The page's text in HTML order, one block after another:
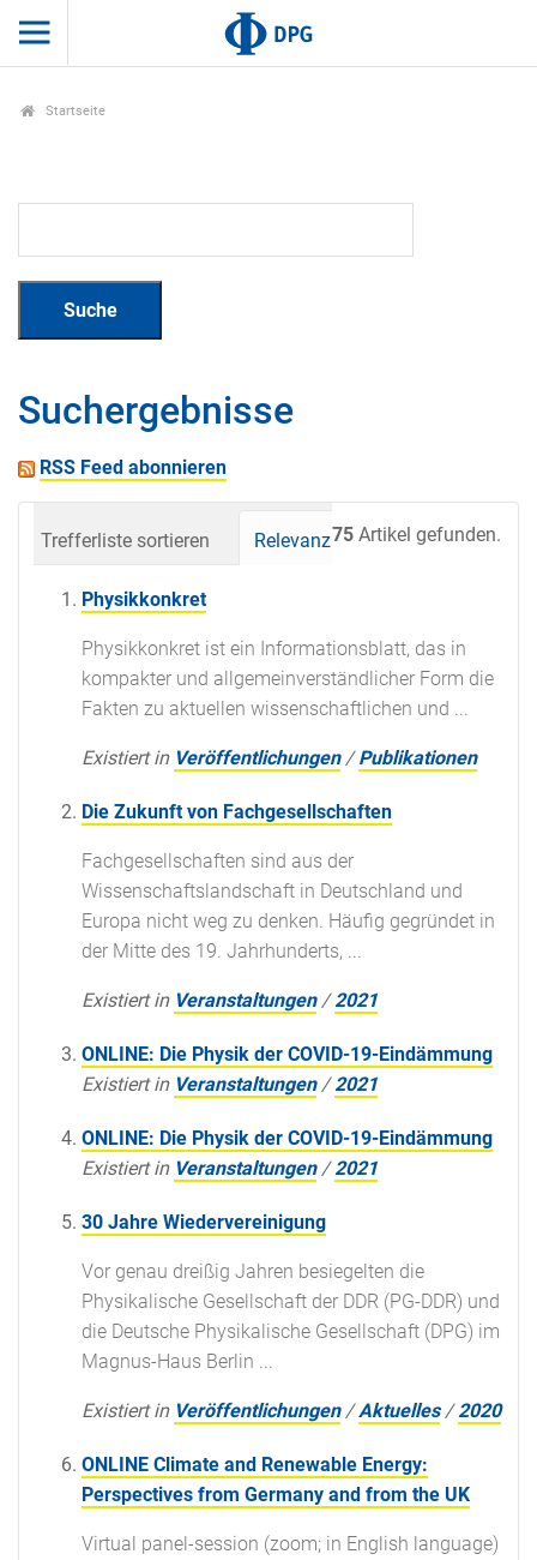
Startseite
Suchergebnisse
RSS Feed abonnieren
75 Artikel gefunden.
Trefferliste sortieren Relevanz Datum
Physikkonkret
Physikkonkret ist ein Informationsblatt, das in
kompakter und allgemeinverständlicher Form die
Fakten zu aktuellen wissenschaftlichen und ...
Existiert in Veröffentlichungen /Publikationen
Die Zukunft von Fachgesellschaften
Fachgesellschaften sind aus der
Wissenschaftslandschaft in Deutschland und
Europa nicht weg zu denken. Häufig gegründet in
der Mitte des 19. Jahrhunderts, ...
Existiert in Veranstaltungen /2021
ONLINE: Die Physik der COVID-19-Eindämmung
Existiert in Veranstaltungen /2021
ONLINE: Die Physik der COVID-19-Eindämmung
Existiert in Veranstaltungen /2021
30 Jahre Wiedervereinigung
Vor genau dreißig Jahren besiegelten die
Physikalische Gesellschaft der DDR (PG-DDR) und
die Deutsche Physikalische Gesellschaft (DPG) im
Magnus-Haus Berlin ...
Existiert in Veröffentlichungen /Aktuelles /2020
ONLINE Climate and Renewable Energy:
Perspectives from Germany and from the UK
Virtual panel-session (zoom; in English language)